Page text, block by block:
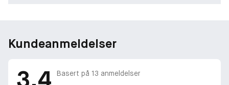
Kundeanmeldelser
Basert på 13 anmeldelser